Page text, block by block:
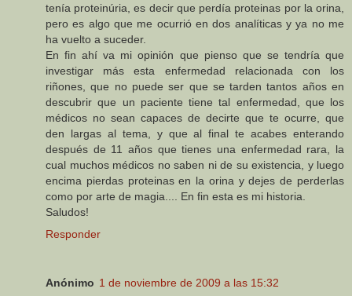
tenía proteinúria, es decir que perdía proteinas por la orina,
pero es algo que me ocurrió en dos analíticas y ya no me
ha vuelto a suceder.
En fin ahí va mi opinión que pienso que se tendría que
investigar más esta enfermedad relacionada con los
riñones, que no puede ser que se tarden tantos años en
descubrir que un paciente tiene tal enfermedad, que los
médicos no sean capaces de decirte que te ocurre, que
den largas al tema, y que al final te acabes enterando
después de 11 años que tienes una enfermedad rara, la
cual muchos médicos no saben ni de su existencia, y luego
encima pierdas proteinas en la orina y dejes de perderlas
como por arte de magia.... En fin esta es mi historia.
Saludos!
Responder
Anónimo 1 de noviembre de 2009 a las 15:32